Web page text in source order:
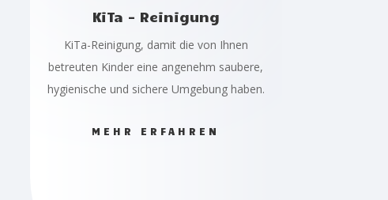
KiTa - Reinigung
KiTa-Reinigung, damit die von Ihnen
betreuten Kinder eine angenehm saubere,
hygienische und sichere Umgebung haben.
MEHR ERFAHREN